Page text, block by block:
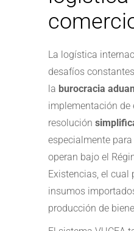
La logística
desafíos
la burocracia
implementación de
resolución
especialmente
operan bajo el
Existencias, el cual
insumos
producción de